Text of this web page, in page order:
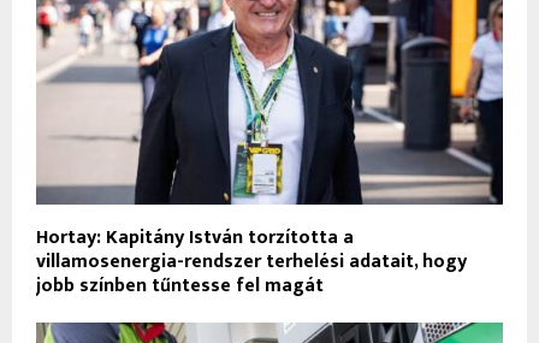
Hortay: Kapitány István torzította a
villamosenergia-rendszer terhelési adatait, hogy
jobb színben tűntesse fel magát